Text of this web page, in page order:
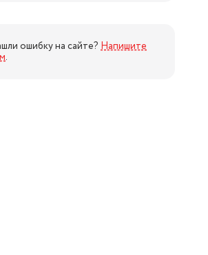
ошибку на сайте? Напишите
.